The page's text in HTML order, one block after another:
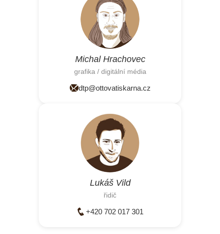
Michal Hrachovec
grafika / digitální média
dtp@ottovatiskarna.cz
Lukáš Vild
řidič
+420 702 017 301